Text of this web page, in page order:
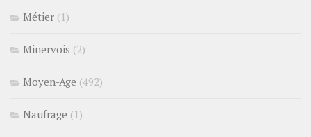
Métier (1)
Minervois (2)
Moyen-Age (492)
Naufrage (1)